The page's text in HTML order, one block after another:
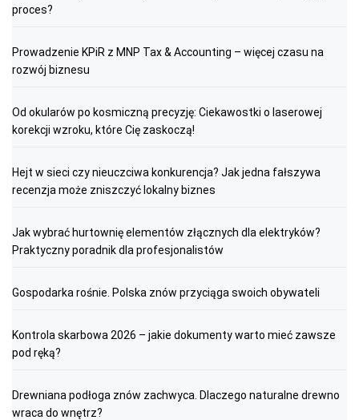
proces?
Prowadzenie KPiR z MNP Tax & Accounting – więcej czasu na
rozwój biznesu
Od okularów po kosmiczną precyzję: Ciekawostki o laserowej
korekcji wzroku, które Cię zaskoczą!
Hejt w sieci czy nieuczciwa konkurencja? Jak jedna fałszywa
recenzja może zniszczyć lokalny biznes
Jak wybrać hurtownię elementów złącznych dla elektryków?
Praktyczny poradnik dla profesjonalistów
Gospodarka rośnie. Polska znów przyciąga swoich obywateli
Kontrola skarbowa 2026 – jakie dokumenty warto mieć zawsze
pod ręką?
Drewniana podłoga znów zachwyca. Dlaczego naturalne drewno
wraca do wnętrz?